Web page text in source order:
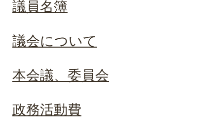
議員名簿
議会について
本会議、委員会
政務活動費